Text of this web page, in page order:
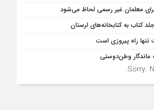
برای معلمان غیر رسمی لحاظ می‌شود
راه پیروزی است
ماندگار وطن‌دوستی
Sorry.